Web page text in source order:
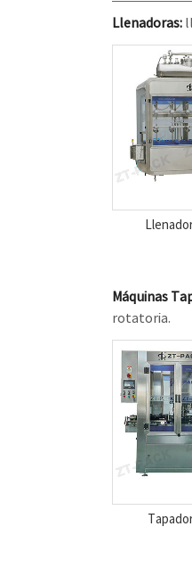
Llenadoras:
Máquinas
rotatoria.